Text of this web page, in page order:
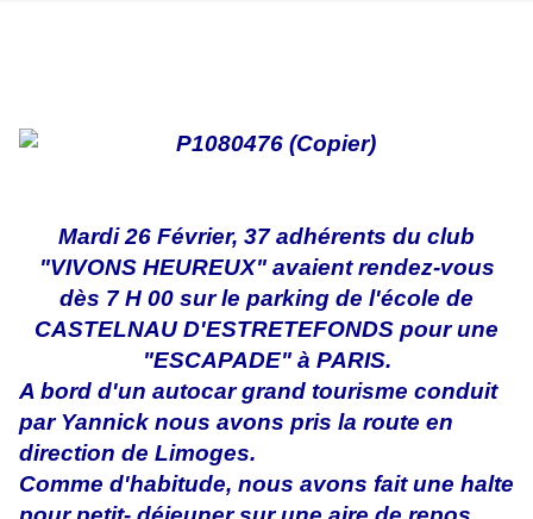
Mardi 26 Février, 37 adhérents du club
"VIVONS HEUREUX" avaient rendez-vous
dès 7 H 00 sur le parking de l'école de
CASTELNAU D'ESTRETEFONDS pour une
"ESCAPADE" à PARIS.
A bord d'un autocar grand tourisme conduit
par Yannick nous avons pris la route en
direction de Limoges.
Comme d'habitude, nous avons fait une halte